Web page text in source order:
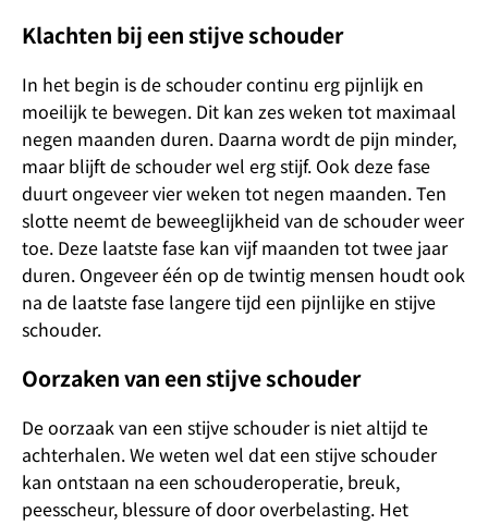
Klachten bij een stijve schouder
In het begin is de schouder continu erg pijnlijk en
moeilijk te bewegen. Dit kan zes weken tot maximaal
negen maanden duren. Daarna wordt de pijn minder,
maar blijft de schouder wel erg stijf. Ook deze fase
duurt ongeveer vier weken tot negen maanden. Ten
slotte neemt de beweeglijkheid van de schouder weer
toe. Deze laatste fase kan vijf maanden tot twee jaar
duren. Ongeveer één op de twintig mensen houdt ook
na de laatste fase langere tijd een pijnlijke en stijve
schouder.
Oorzaken van een stijve schouder
De oorzaak van een stijve schouder is niet altijd te
achterhalen. We weten wel dat een stijve schouder
kan ontstaan na een schouderoperatie, breuk,
peesscheur, blessure of door overbelasting. Het